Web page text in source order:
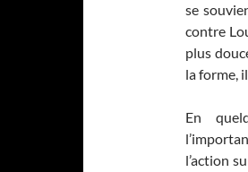
se
contre
plus
la forme,
En
l’action